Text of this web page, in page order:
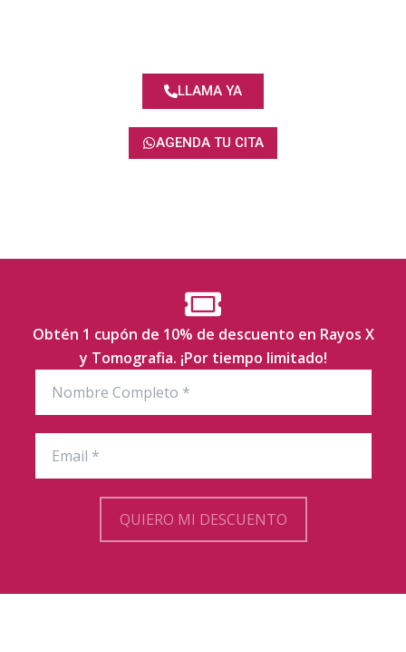
LLAMA YA
AGENDA TU CITA
Obtén 1 cupón de 10% de descuento en Rayos X
y Tomografia. ¡Por tiempo limitado!